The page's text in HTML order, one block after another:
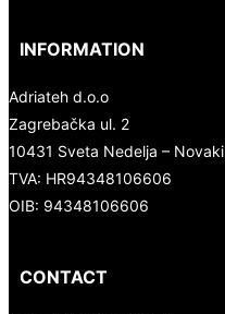
INFORMATION
Adriateh d.o.o
Zagrebačka ul. 2
10431 Sveta Nedelja – Novaki
TVA: HR94348106606
OIB: 94348106606
CONTACT